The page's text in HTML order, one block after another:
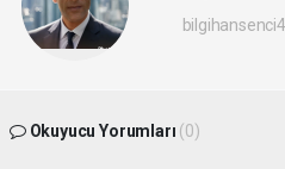
Okuyucu Yorumları (0)